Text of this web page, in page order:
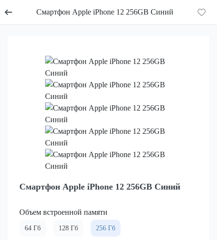
Смартфон Apple iPhone 12 256GB Синий
Смартфон Apple iPhone 12 256GB Синий
Объем встроенной памяти
64 Гб 128 Гб 256 Гб